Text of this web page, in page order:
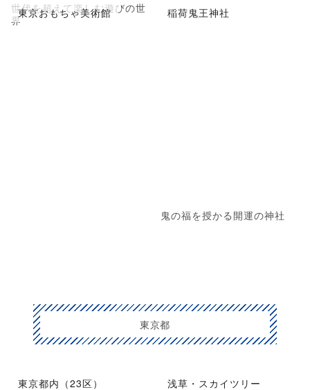
東京おもちゃ美術館
世代を超えて楽しむ遊びの世
界
稲荷鬼王神社
鬼の福を授かる開運の神社
東京都
東京都内（23区） 浅草・スカイツリー